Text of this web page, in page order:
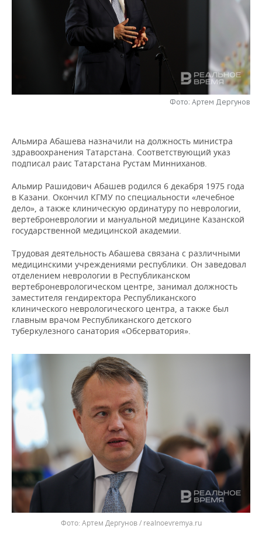
НЕФТЕХИМИЯ
ЭНЕРГЕТИКА
РОЗНИЧНАЯ ТОРГОВЛЯ
НОВОСТИ ТЕХНОЛОГИЙ
МЕРОПРИЯТИЯ
НОВОСТИ МЕРОПРИЯТИЙ
ВЫЕЗДНАЯ РЕДАКЦИЯ
ОТКРЫТАЯ ЛЕКЦИЯ
НОВОСТИ СПОРТА
БАСКЕТБОЛ
ВОЛЕЙБОЛ
КИБЕРСПОРТ
ФИГУРНОЕ КАТАНИЕ
ВОДНЫЕ ВИДЫ СПОРТА
ХОККЕЙ С МЯЧОМ
ИНФРАСТРУКТУРА
ИСТОРИЯ
КУЛЬТУРА
МЕДИЦИНА
ОБРАЗОВАНИЕ
ПРОИСШЕСТВИЯ
СПРАВОЧНИК
СПИСОК ПЕРСОН
СПИСОК КОМПАНИЙ
ПОЛНАЯ ВЕРСИЯ
Фото: Артем Дергунов
Альмира Абашева назначили на должность министра
здравоохранения Татарстана. Соответствующий указ
подписал раис Татарстана Рустам Минниханов.
Альмир Рашидович Абашев родился 6 декабря 1975 года
в Казани. Окончил КГМУ по специальности «лечебное
дело», а также клиническую ординатуру по неврологии,
вертеброневрологии и мануальной медицине Казанской
государственной медицинской академии.
Трудовая деятельность Абашева связана с различными
медицинскими учреждениями республики. Он заведовал
отделением неврологии в Республиканском
вертеброневрологическом центре, занимал должность
заместителя гендиректора Республиканского
клинического неврологического центра, а также был
главным врачом Республиканского детского
туберкулезного санатория «Обсерватория».
Артем Дергунов / realnoevremya.ru